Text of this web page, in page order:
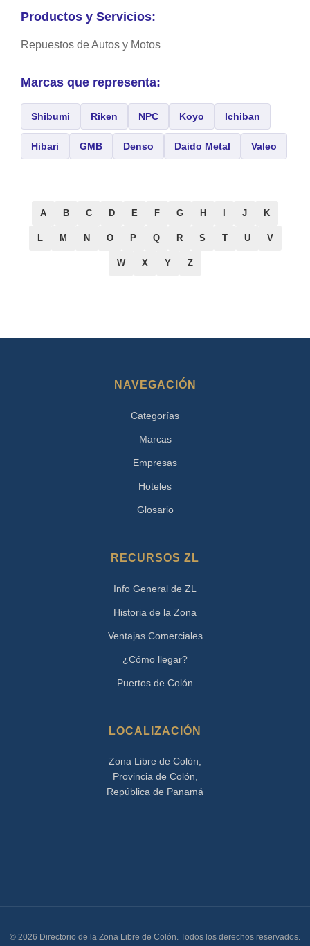
Productos y Servicios:
Repuestos de Autos y Motos
Marcas que representa:
Shibumi Riken NPC Koyo Ichiban
Hibari GMB Denso Daido Metal Valeo
A B C D E F G H J K
L M N O P Q R S T U V
W X Y Z
NAVEGACIÓN
Categorías
Marcas
Empresas
Hoteles
Glosario
RECURSOS ZL
Info General de ZL
Historia de la Zona
Ventajas Comerciales
¿Cómo llegar?
Puertos de Colón
LOCALIZACIÓN
Zona Libre de Colón,
Provincia de Colón,
República de Panamá
© 2026 Directorio de la Zona Libre de Colón. Todos los derechos reservados.